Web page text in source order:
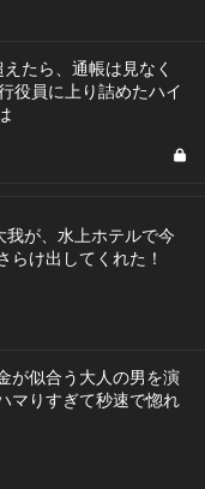
たら、通帳は見なく
役員に上り詰めたハイ
我が、水上ホテルで今
らけ出してくれた！
が似合う大人の男を演
マりすぎて秒速で惚れ